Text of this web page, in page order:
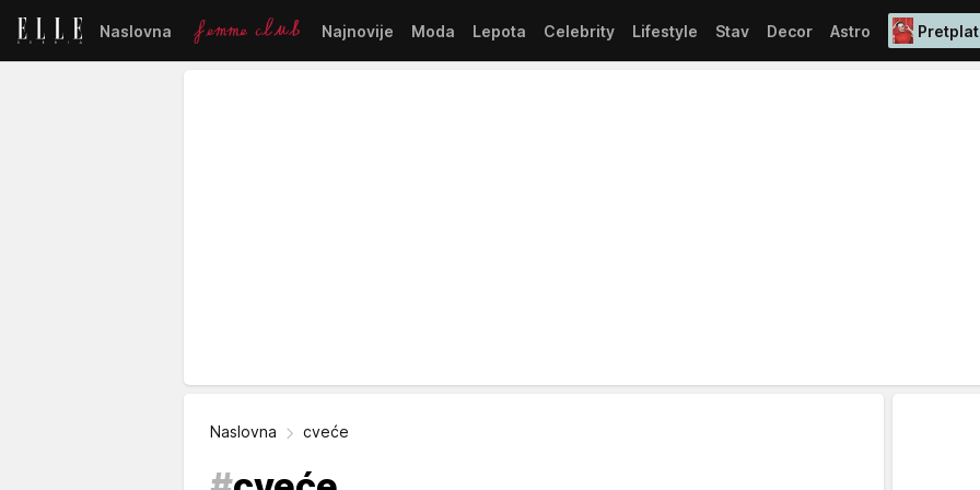
Naslovna Najnovije Moda Lepota Celebrity Lifestyle Stav Decor Astro
Naslovna cveće